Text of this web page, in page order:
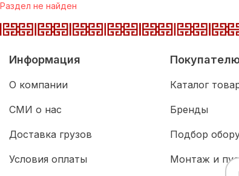
Раздел не найден
Информация
О компании
СМИ о нас
Доставка грузов
Условия оплаты
Каталог
Бренды
Подбор
Монтаж и